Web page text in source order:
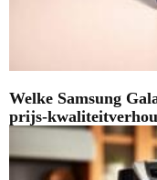
Welke Samsung
prijs-